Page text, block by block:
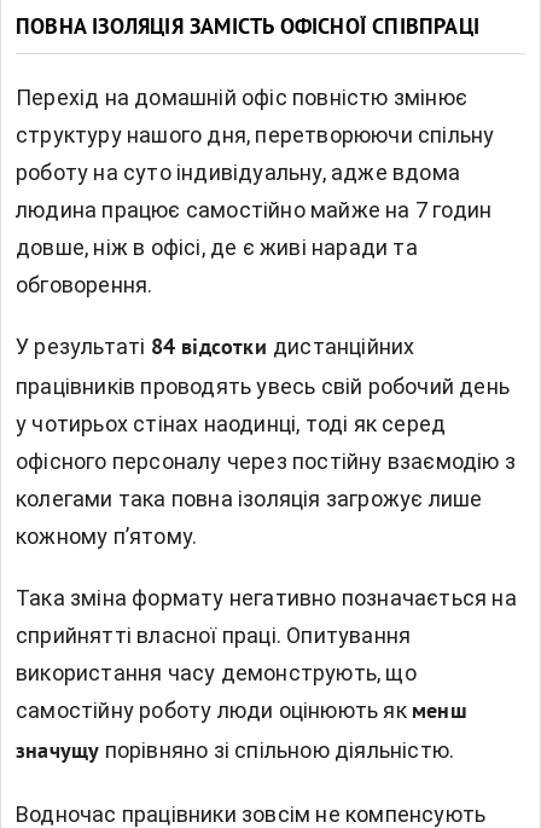
ПОВНА ІЗОЛЯЦІЯ ЗАМІСТЬ ОФІСНОЇ СПІВПРАЦІ
Перехід на домашній офіс повністю змінює
структуру нашого дня, перетворюючи спільну
роботу на суто індивідуальну, адже вдома
людина працює самостійно майже на 7 годин
довше, ніж в офісі, де є живі наради та
обговорення.
У результаті 84 відсотки дистанційних
працівників проводять увесь свій робочий день
у чотирьох стінах наодинці, тоді як серед
офісного персоналу через постійну взаємодію з
колегами така повна ізоляція загрожує лише
кожному п’ятому.
Така зміна формату негативно позначається на
сприйнятті власної праці. Опитування
використання часу демонструють, що
самостійну роботу люди оцінюють як менш
значущу порівняно зі спільною діяльністю.
Водночас працівники зовсім не компенсують